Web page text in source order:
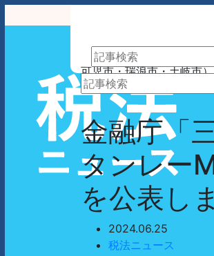
アーサム税理士法人
可児市・瑞浪市・土岐市
士法人 アーサム税理士法
ちろんのこと、会計専門
ゆるシーンで お客様のビ
ポートいたします。 戦略
ショナル集団
業務案内
金融庁「
タンレー
を公表し
2024.06.25
税法ニュース